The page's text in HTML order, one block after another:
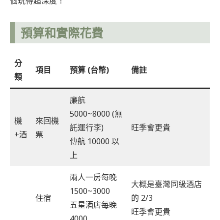
預算和實際花費
分
類
項目 預算 (台幣) 備註
機
+酒
來回機
票
廉航
5000~8000 (無
託運行李)
傳航 10000 以
上
旺季會更貴
住宿
兩人一房每晚
1500~3000
五星酒店每晚
大概是臺灣同級酒店
的 2/3
旺季會更貴